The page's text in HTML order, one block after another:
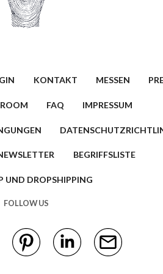
KONTAKT MESSEN
FAQ IMPRESSUM
BEGRIFFSLISTE
UND DROPSHIPPING
FOLLOW US